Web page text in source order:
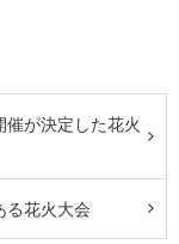
催が決定した花火
る花火大会